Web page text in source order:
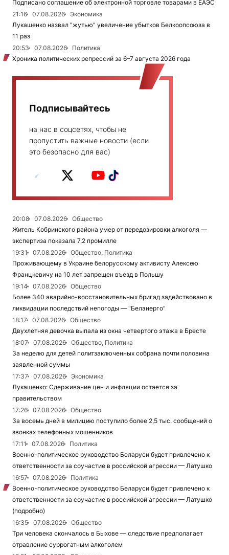
Подписано соглашение об электронной торговле товарами в ЕАЭС
21:16
07.08.2026
Экономика
Лукашенко назвал "жутью" увеличение убытков Белкоопсоюза в
11 раз
20:53
07.08.2026
Политика
Хроника политических репрессий за 6–7 августа 2026 года
Подписывайтесь
на нас в соцсетях, чтобы не
пропустить важные новости (если
это безопасно для вас)
20:08 07.08.2026
Общество
Житель Кобринского района умер от передозировки алкоголя —
экспертиза показала 7,2 промилле
19:31
07.08.2026
Общество, Политика
Проживающему в Украине белорусскому активисту Алексею
Францкевичу на 10 лет запрещен въезд в Польшу
19:14
07.08.2026
Общество
Более 340 аварийно-восстановительных бригад задействовано в
ликвидации последствий непогоды — "Белэнерго"
18:17
07.08.2026
Общество
Двухлетняя девочка выпала из окна четвертого этажа в Бресте
18:07
07.08.2026
Общество, Политика
За неделю для детей политзаключенных собрана почти половина
заявленной суммы
17:37
07.08.2026
Экономика
Лукашенко: Сдерживание цен и инфляции остается за
правительством
17:26
07.08.2026
Общество
За восемь дней в милицию поступило более 2,5 тыс. сообщений о
звонках телефонных мошенников
17:11
07.08.2026
Политика
Военно-политическое руководство Беларуси будет привлечено к
ответственности за соучастие в российской агрессии — Латушко
16:57
07.08.2026
Политика
Военно-политическое руководство Беларуси будет привлечено к
ответственности за соучастие в российской агрессии — Латушко
(подробно)
16:35
07.08.2026
Общество
Три человека скончалось в Быхове — следствие предполагает
отравление суррогатным алкоголем